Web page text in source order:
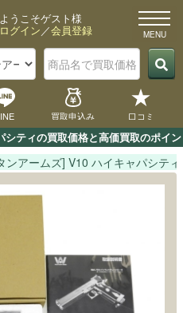
ティの買取価格と高価買取のポイ
ようこそゲスト様
ログイン／会員登録
買取申込み 口コミ
ンアームズ] V10 ハイキャパシティ